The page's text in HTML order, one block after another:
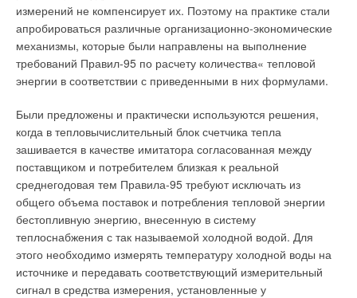
измерений не компенсирует их. Поэтому на практике стали
апробироваться различные организационно-экономические
механизмы, которые были направлены на выполнение
требований Правил-95 по расчету количества« тепловой
энергии в соответствии с приведенными в них формулами.
Были предложены и практически используются решения,
когда в тепловычислительный блок счетчика тепла
зашивается в качестве имитатора согласованная между
поставщиком и потребителем близкая к реальной
среднегодовая тем Правила-95 требуют исключать из
общего объема поставок и потребления тепловой энергии
бестопливную энергию, внесенную в систему
теплоснабжения с так называемой холодной водой. Для
этого необходимо измерять температуру холодной воды на
источнике и передавать соответствующий измерительный
сигнал в средства измерения, установленные у